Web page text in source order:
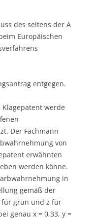
des seitens der A
Europäischen
entgegen.
Klagepatent werde
Der Fachmann
von
erwähnten
werden könne.
in
gemäß der
für grün und z für
genau x = 0,33, y =